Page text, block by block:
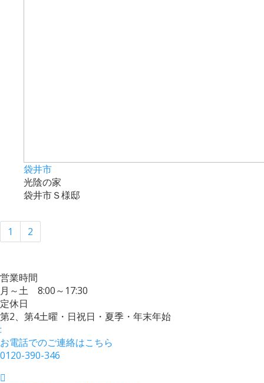
袋井市
光陰の家
袋井市Ｓ様邸
1 2
営業時間
月～土 8:00～17:30
定休日
第2、第4土曜・日祝日・夏季・年末年始
:
お電話でのご連絡はこちら
0120-390-346